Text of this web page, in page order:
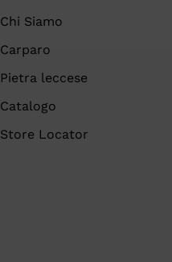
Chi Siamo
Carparo
Pietra leccese
Catalogo
Store Locator